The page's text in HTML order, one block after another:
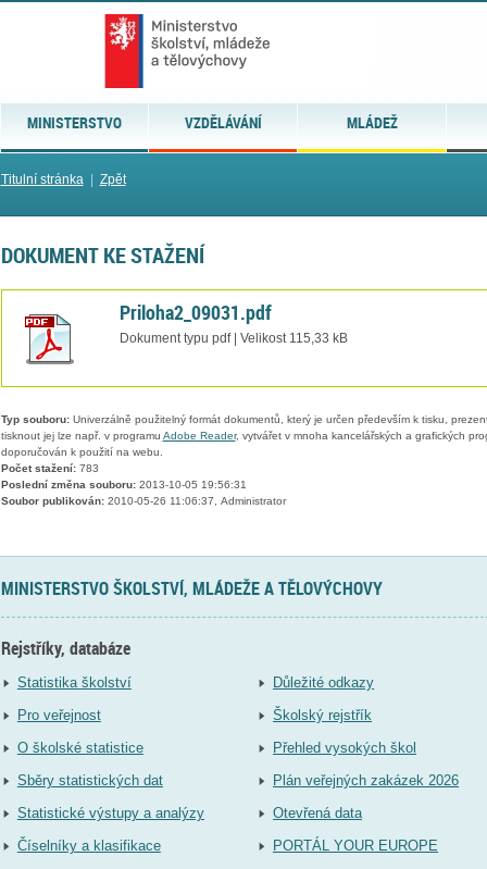
MINISTERSTVO VZDĚLÁVÁNÍ MLÁDEŽ
Titulní stránka| Zpět
DOKUMENT KE STAŽENÍ
Priloha2_09031.pdf
Dokument typu pdf | Velikost 115,33 kB
Typ souboru:Univerzálně použitelný formát dokumentů, který je určen především k tisku,
tisknout jej lze např. v programu Adobe Reader, vytvářet v mnoha kancelářských a grafických
doporučován k použití na webu.
Počet stažení:783
Poslední změna souboru:2013-10-05 19:56:31
Soubor publikován:2010-05-26 11:06:37, Administrator
MINISTERSTVO ŠKOLSTVÍ, MLÁDEŽE A TĚLOVÝCHOVY
Rejstříky, databáze
Statistika školství
Pro veřejnost
O školské statistice
Sběry statistických dat
Statistické výstupy a analýzy
Číselníky a klasifikace
Důležité odkazy
Školský rejstřík
Přehled vysokých škol
Plán veřejných zakázek 2026
Otevřená data
PORTÁL YOUR EUROPE